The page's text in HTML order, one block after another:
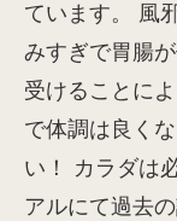
ています。 風
みすぎで胃腸
受けることに
で体調は良く
い！ カラダは
アルにて過去